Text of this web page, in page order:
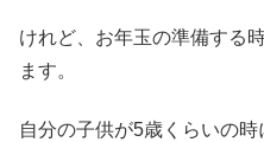
けれど、お年玉の準備する
ます。
自分の子供が5歳くらいの